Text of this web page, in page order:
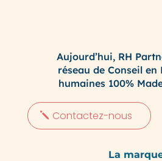
Aujourd’hui, RH
réseau de Conseil en
humaines 100%
Contactez-nous
La